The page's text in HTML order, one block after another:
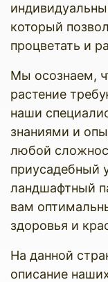
который
процветать и
Мы осознаем,
растение
наши
знаниями и
любой
приусадебный
ландшафтный
вам
здоровья и
На данной
описание